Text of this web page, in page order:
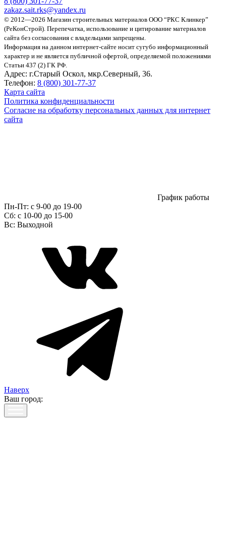
zakaz.sait.rks@yandex.ru
© 2012—2026 Магазин строительных материалов ООО “РКС Клинкер”
(РеКонСтрой). Перепечатка, использование и цитирование материалов
сайта без согласования с владельцами запрещены.
Информация на данном интернет-сайте носит сугубо информационный
характер и не является публичной офертой, определяемой положениями
Статьи 437 (2) ГК РФ.
Адрес: г.Старый Оскол, мкр.Северный, 36.
Телефон: 8 (800) 301-77-37
Карта сайта
Политика конфиденциальности
Согласие на обработку персональных данных для интернет
сайта
График работы
Пн-Пт: с 9-00 до 19-00
Сб: c 10-00 до 15-00
Вс: Выходной
Наверх
Ваш город: